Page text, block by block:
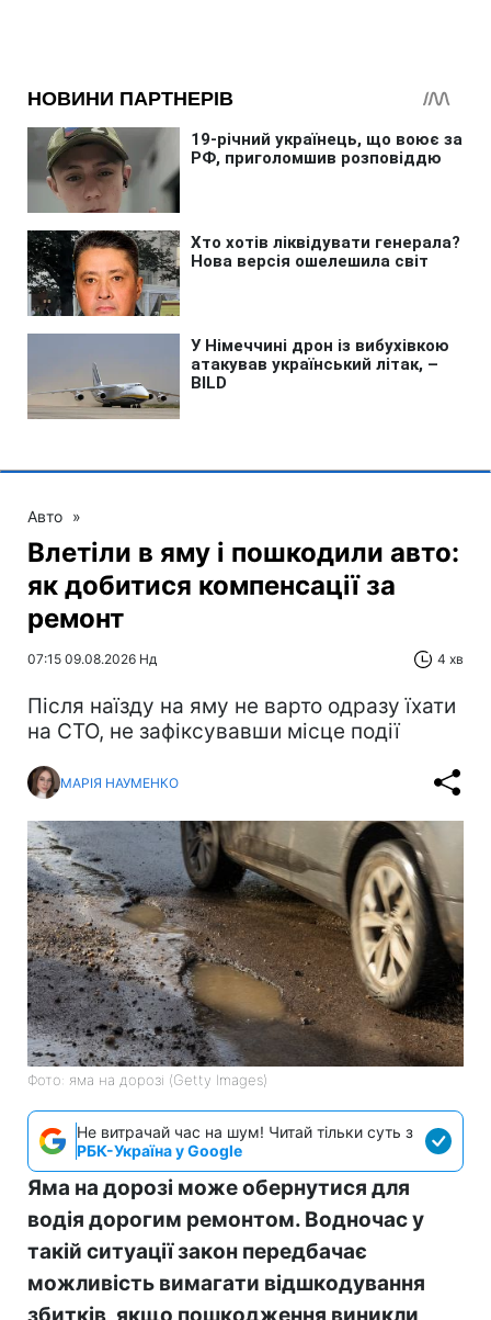
Авто »
Влетіли в яму і пошкодили авто:
як добитися компенсації за
ремонт
07:15 09.08.2026 Нд 4 хв
Після наїзду на яму не варто одразу їхати
на СТО, не зафіксувавши місце події
МАРІЯ НАУМЕНКО
Фото: яма на дорозі (Getty Images)
Не витрачай час на шум! Читай тільки суть з
РБК-Україна у Google
Яма на дорозі може обернутися для
водія дорогим ремонтом. Водночас у
такій ситуації закон передбачає
можливість вимагати відшкодування
збитків, якщо пошкодження виникли